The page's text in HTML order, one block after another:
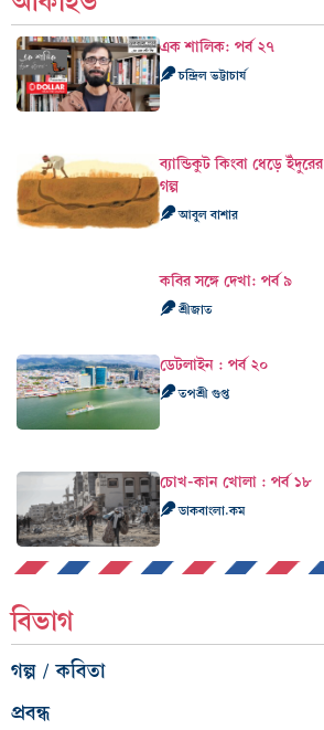
এক শালিক: পর্ব ২৭
চন্দ্রিল ভট্টাচার্য
ব্যান্ডিকুট কিংবা ধেড়ে ইঁদুরের
গল্প
আবুল বাশার
কবির সঙ্গে দেখা: পর্ব ৯
শ্রীজাত
ডেটলাইন : পর্ব ২০
তপশ্রী গুপ্ত
চোখ-কান খোলা : পর্ব ১৮
ডাকবাংলা.কম
বিভাগ
গল্প / কবিতা
প্রবন্ধ